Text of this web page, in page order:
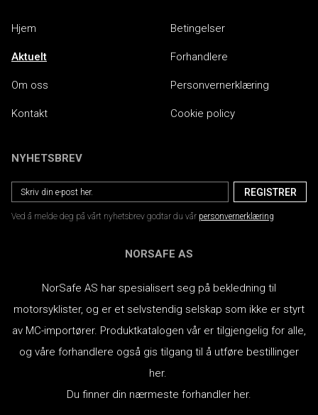
Hjem
Aktuelt
Om oss
Kontakt
Betingelser
Forhandlere
Personvernerklæring
Cookie policy
NYHETSBREV
Ved å melde deg på vårt nyhetsbrev godtar du vår personvernerklæring
NORSAFE AS
NorSafe AS har spesialisert seg på bekledning til
motorsyklister, og er et selvstendig selskap som ikke er styrt
av MC-importører. Produktkatalogen vår er tilgjengelig for alle,
og våre forhandlere også gis tilgang til å utføre bestillinger
her.
Du finner din nærmeste forhandler her.